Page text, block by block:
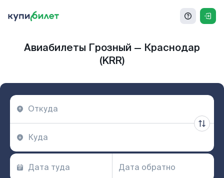
Авиабилеты Грозный — Краснодар
(KRR)